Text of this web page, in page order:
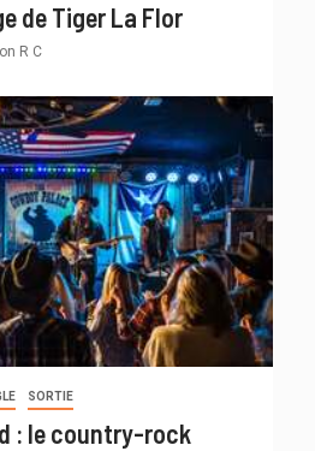
de Tiger La Flor
R C
SORTIE
: le country-rock